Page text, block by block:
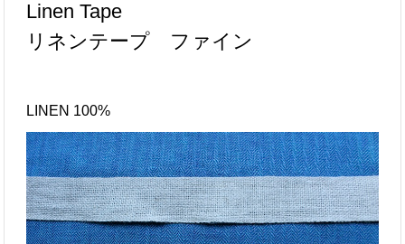
Linen Tape
リネンテープ ファイン
LINEN 100%